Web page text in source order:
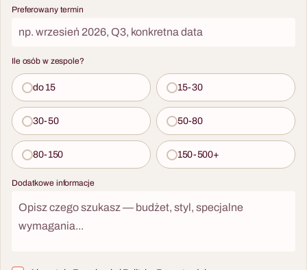
Preferowany termin
Ile osób w zespole?
do 15 15-30
30-50 50-80
80-150 150-500+
Dodatkowe informacje